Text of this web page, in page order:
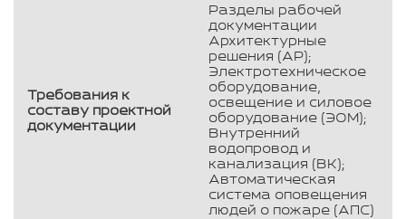
Требования к
составу проектной
документации
Разделы рабочей
документации
Архитектурные
решения (АР);
Электротехническое
оборудование,
освещение и силовое
оборудование (ЭОМ);
Внутренний
водопровод и
канализация (ВК);
Автоматическая
система оповещения
людей о пожаре (АПС)